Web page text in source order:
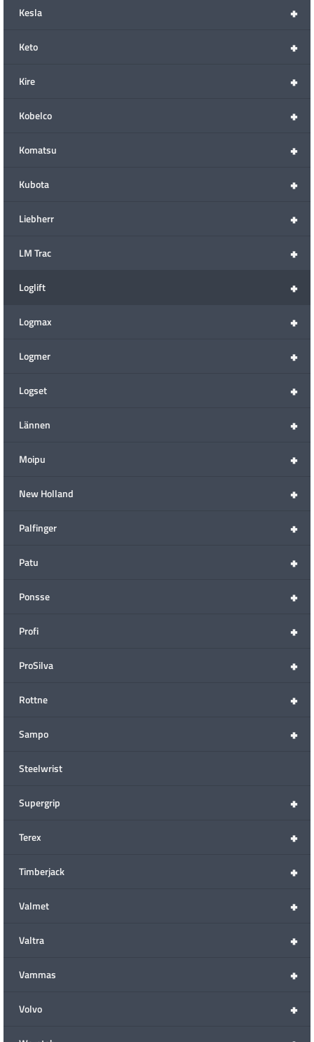
+
Kesla
+
Keto
+
Kire
+
Kobelco
+
Komatsu
+
Kubota
+
Liebherr
+
LM Trac
+
Loglift
+
Logmax
+
Logmer
+
Logset
+
Lännen
+
Moipu
+
New Holland
+
Palfinger
+
Patu
+
Ponsse
+
Profi
+
ProSilva
+
Rottne
+
Sampo
Steelwrist
+
Supergrip
+
Terex
+
Timberjack
+
Valmet
+
Valtra
+
Vammas
+
Volvo